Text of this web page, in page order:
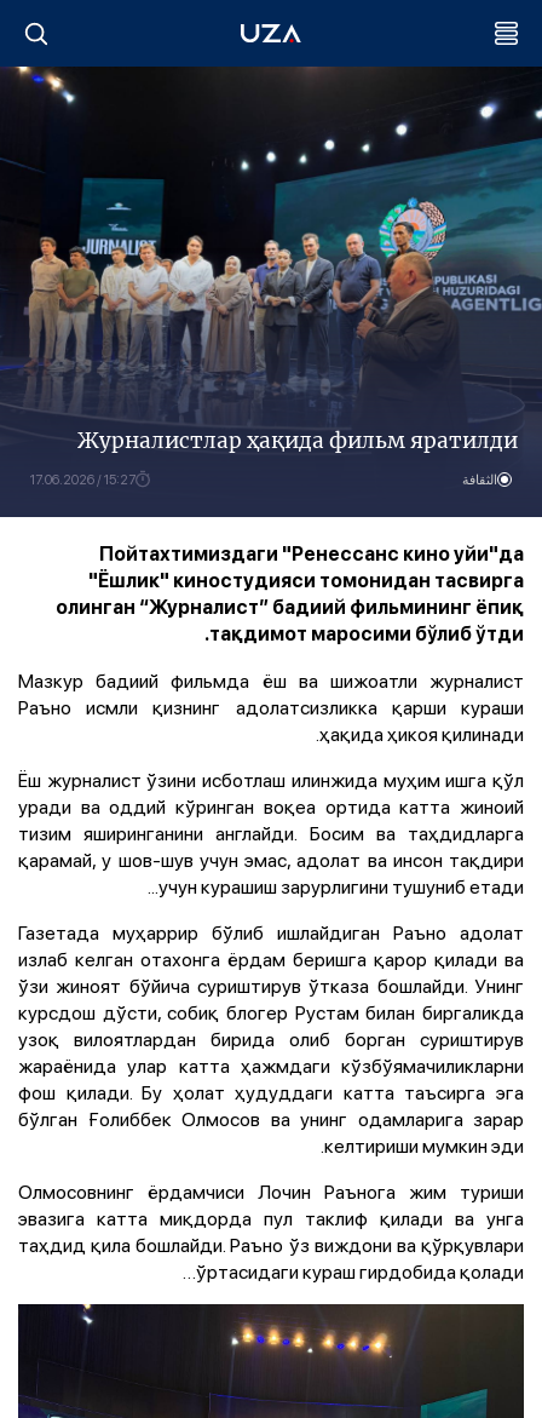
Журналистлар ҳақида фильм яратилди
الثقافة 15:27 / 17.06.2026
Пойтахтимиздаги "Ренессанс кино уйи"да
"Ёшлик" киностудияси томонидан тасвирга
олинган “Журналист” бадиий фильмининг ёпиқ
тақдимот маросими бўлиб ўтди.
Мазкур бадиий фильмда ёш ва шижоатли журналист
Раъно исмли қизнинг адолатсизликка қарши кураши
ҳақида ҳикоя қилинади.
Ёш журналист ўзини исботлаш илинжида муҳим ишга қўл
уради ва оддий кўринган воқеа ортида катта жиноий
тизим яширинганини англайди. Босим ва таҳдидларга
қарамай, у шов-шув учун эмас, адолат ва инсон тақдири
учун курашиш зарурлигини тушуниб етади...
Газетада муҳаррир бўлиб ишлайдиган Раъно адолат
излаб келган отахонга ёрдам беришга қарор қилади ва
ўзи жиноят бўйича суриштирув ўтказа бошлайди. Унинг
курсдош дўсти, собиқ блогер Рустам билан биргаликда
узоқ вилоятлардан бирида олиб борган суриштирув
жараёнида улар катта ҳажмдаги кўзбўямачиликларни
фош қилади. Бу ҳолат ҳудуддаги катта таъсирга эга
бўлган Ғолиббек Олмосов ва унинг одамларига зарар
келтириши мумкин эди.
Олмосовнинг ёрдамчиси Лочин Раънога жим туриши
эвазига катта миқдорда пул таклиф қилади ва унга
таҳдид қила бошлайди. Раъно ўз виждони ва қўрқувлари
ўртасидаги кураш гирдобида қолади…